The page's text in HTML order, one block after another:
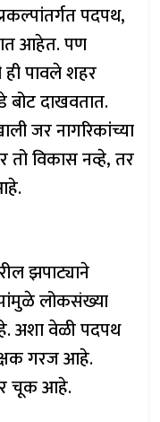
पदपथ,
आहेत. पण
पावले शहर
बोट दाखवतात.
जर नागरिकांच्या
तो विकास नव्हे, तर
झपाट्याने
लोकसंख्या
अशा वेळी पदपथ
गरज आहे.
चूक आहे.